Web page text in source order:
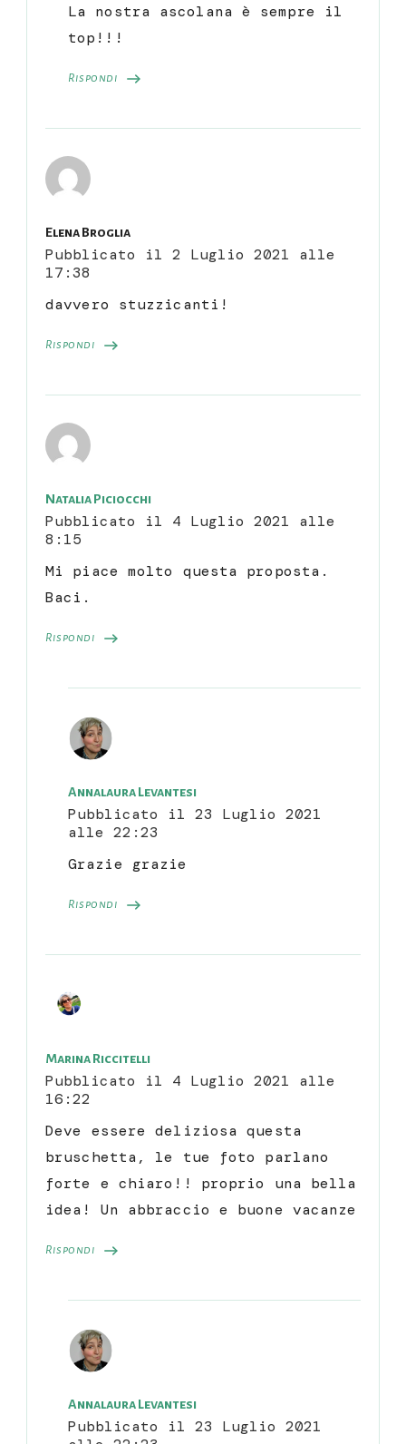
Rispondi
La nostra ascolana è sempre il
top!!!
Elena Broglia
Pubblicato il 2 Luglio 2021 alle
17:38
Rispondi
davvero stuzzicanti!
Natalia Piciocchi
Pubblicato il 4 Luglio 2021 alle
8:15
Rispondi
Mi piace molto questa proposta.
Baci.
Annalaura Levantesi
Pubblicato il 23 Luglio 2021
alle 22:23
Rispondi
Grazie grazie
Marina Riccitelli
Pubblicato il 4 Luglio 2021 alle
16:22
Rispondi
Deve essere deliziosa questa
bruschetta, le tue foto parlano
forte e chiaro!! proprio una bella
idea! Un abbraccio e buone vacanze
Annalaura Levantesi
Pubblicato il 23 Luglio 2021